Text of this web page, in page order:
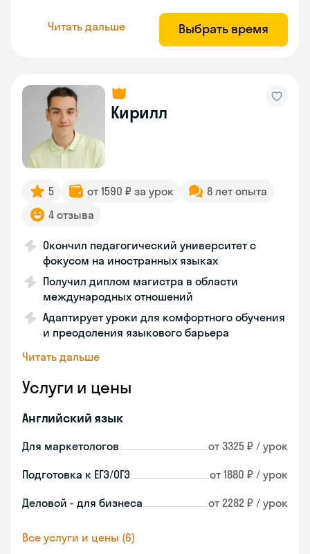
Читать дальше Выбрать время
Кирилл
5 от 1590 ₽ за урок
8 лет опыта
4 отзыва
Окончил педагогический университет с
фокусом на иностранных языках
Получил диплом магистра в области
международных отношений
Адаптирует уроки для комфортного обучения
и преодоления языкового барьера
Читать дальше
Услуги и цены
Английский язык
Для маркетологов от 3325 ₽ / урок
Подготовка к ЕГЭ/ОГЭ от 1880 ₽ / урок
Деловой - для бизнеса от 2282 ₽ / урок
Все услуги и цены (6)